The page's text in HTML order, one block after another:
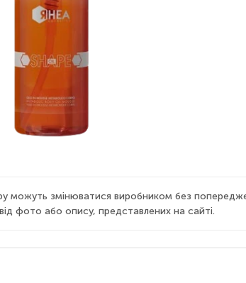
можуть змінюватися виробником без
фото або опису, представлених на сайті.